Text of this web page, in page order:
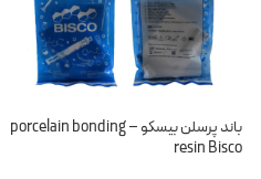
باند پرسلن بیسکو – porcelain bonding
resin Bisco